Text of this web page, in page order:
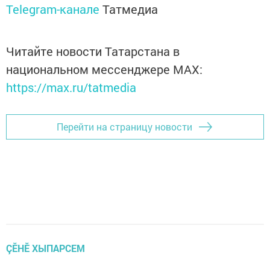
Telegram-канале Татмедиа
Читайте новости Татарстана в
национальном мессенджере MАХ:
https://max.ru/tatmedia
Перейти на страницу новости
ÇӖНӖ ХЫПАРСЕМ